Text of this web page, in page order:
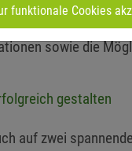
sowie die
gestalten
auf zwei
funktionale Cookies